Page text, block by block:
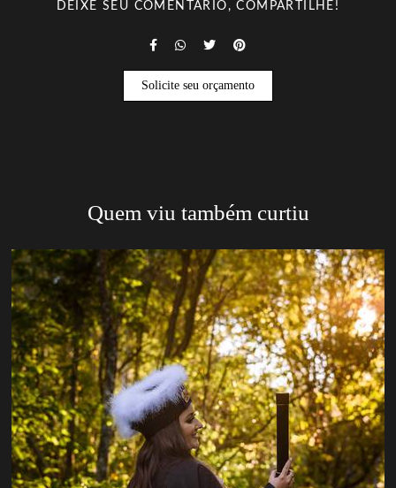
DEIXE SEU COMENTÁRIO, COMPARTILHE!
Solicite seu orçamento
Quem viu também curtiu